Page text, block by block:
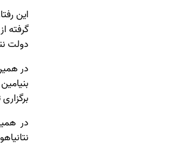
این
گرفته
دولت
در